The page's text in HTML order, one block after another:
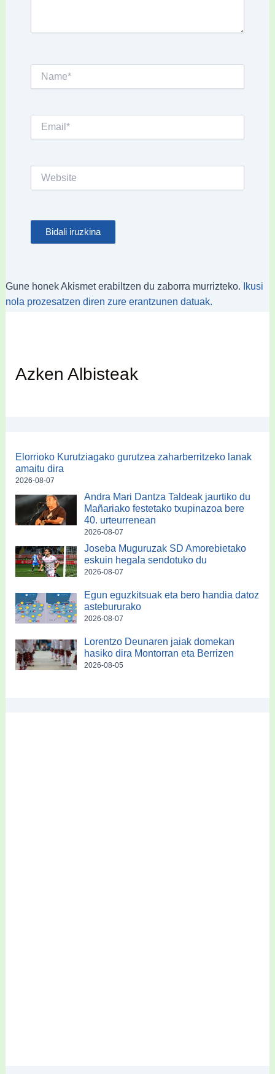
Email*
Website
Gune honek Akismet erabiltzen du zaborra murrizteko.
Ikusi
nola prozesatzen diren zure erantzunen datuak.
Azken Albisteak
Elorrioko Kurutziagako gurutzea zaharberritzeko lanak
amaitu dira
2026-08-07
Andra Mari Dantza Taldeak jaurtiko du
Mañariako festetako txupinazoa bere
40. urteurrenean
2026-08-07
Joseba Muguruzak SD Amorebietako
eskuin hegala sendotuko du
2026-08-07
Egun eguzkitsuak eta bero handia datoz
astebururako
2026-08-07
Lorentzo Deunaren jaiak domekan
hasiko dira Montorran eta Berrizen
2026-08-05